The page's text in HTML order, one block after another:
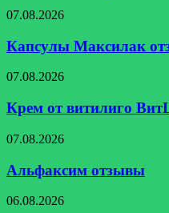
Капсулы
отзывы
07.08.2026
Капсулы Максилак
Крем
витилиго
ВитЦиферол
отзывы
07.08.2026
Крем от витилиго
Альфаксим
07.08.2026
Альфаксим отзывы
ElevateSphere
06.08.2026